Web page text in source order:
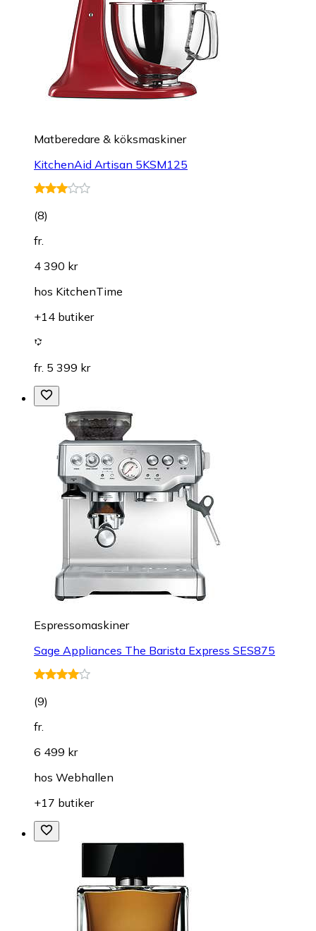
Matberedare & köksmaskiner
KitchenAid Artisan 5KSM125
(8)
fr.
4 390 kr
hos KitchenTime
+14 butiker
fr. 5 399 kr
Espressomaskiner
Sage Appliances The Barista Express SES875
(9)
fr.
6 499 kr
hos Webhallen
+17 butiker